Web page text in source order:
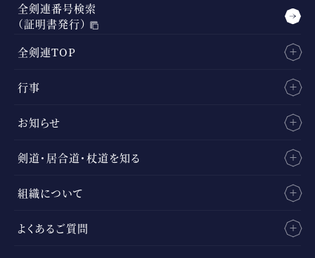
全剣連番号検索
（証明書発行）
全剣連TOP
行事
お知らせ
剣道・居合道・杖道を知る
組織について
よくあるご質問